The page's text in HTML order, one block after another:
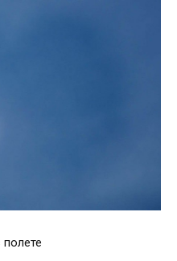
полете